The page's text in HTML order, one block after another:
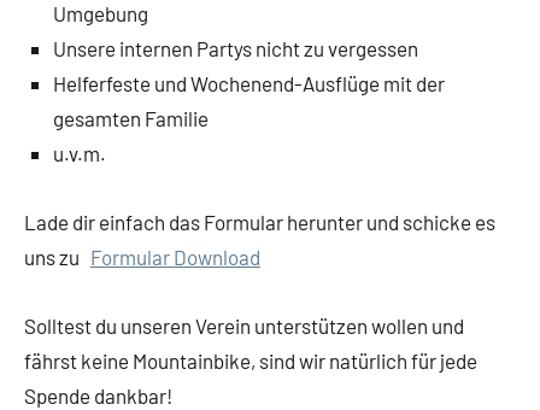
Umgebung
Unsere internen Partys nicht zu vergessen
Helferfeste und Wochenend-Ausflüge mit der
gesamten Familie
u.v.m.
Lade dir einfach das Formular herunter und schicke es
uns zu Formular Download
Solltest du unseren Verein unterstützen wollen und
fährst keine Mountainbike, sind wir natürlich für jede
Spende dankbar!